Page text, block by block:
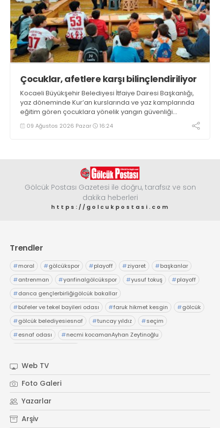
Çocuklar, afetlere karşı bilinçlendiriliyor
Kocaeli Büyükşehir Belediyesi İtfaiye Dairesi Başkanlığı,
yaz döneminde Kur’an kurslarında ve yaz kamplarında
eğitim gören çocuklara yönelik yangın güvenliği
eğitimlerini sürdürüyor
09 Ağustos 2026 Pazar 16:24
Gölcük Postası Gazetesi ile doğru, tarafsız ve son
dakika heberleri
https://golcukpostasi.com
Trendler
#moral #gölcükspor #playoff #ziyaret #başkanlar
#antrenman #yarıfinalgölcükspor #yusuf tokuş #playoff
#darıca gençlerbirliğigölcük bakallar
#büfeler ve tekel bayileri odası #faruk hikmet kesgin #gölcük
#gölcük belediyesiesnaf #tuncay yıldız #seçim
#esnaf odası #necmi kocamanAyhan Zeytinoğlu
Web TV
Foto Galeri
Yazarlar
Arşiv